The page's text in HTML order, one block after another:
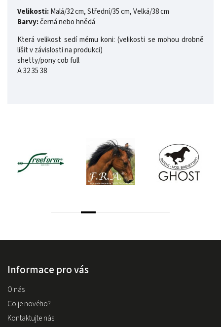
Velikosti:Malá/32 cm, Střední/35 cm, Velká/38 cm
Barvy:černá nebo hnědá
Která velikost sedí mému koni: (velikosti se mohou drobně
lišit v závislosti na produkci)
shetty/pony cob full
A 32 35 38
Informace pro vás
O nás
Co je nového?
Kontaktujte nás